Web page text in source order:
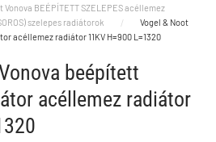
Vonova BEÉPÍTETT SZELEPES acéllemez
szelepes radiátorok
Vogel & Noot
acéllemez radiátor 11KV H=900 L=1320
beépített
acéllemez radiátor